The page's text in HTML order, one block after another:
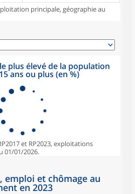
principale, géographie au
plus élevé de la population
ans ou plus (en %)
et RP2023, exploitations
01/01/2026.
emploi et chômage au
en 2023